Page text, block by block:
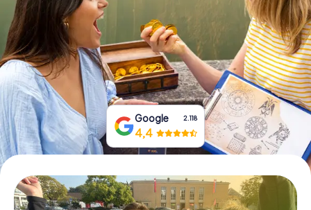
Prenota Biglietti
Acquista i Voucher
Google 2.118
4,4